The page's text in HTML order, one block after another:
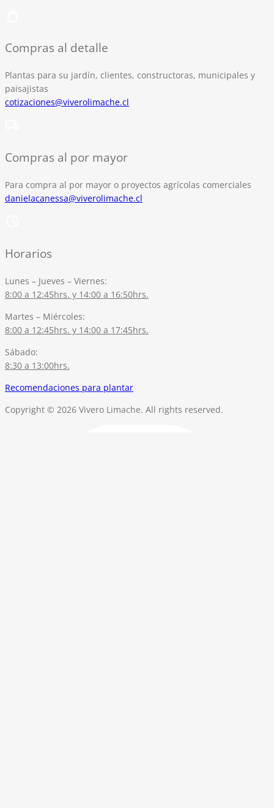
Compras al detalle
Plantas para su jardín, clientes, constructoras, municipales y
paisajistas
cotizaciones@viverolimache.cl
Compras al por mayor
Para compra al por mayor o proyectos agrícolas comerciales
danielacanessa@viverolimache.cl
Horarios
Lunes – Jueves – Viernes:
8:00 a 12:45hrs. y 14:00 a 16:50hrs.
Martes – Miércoles:
8:00 a 12:45hrs. y 14:00 a 17:45hrs.
Sábado:
8:30 a 13:00hrs.
Recomendaciones para plantar
Copyright © 2026 Vivero Limache. All rights reserved.